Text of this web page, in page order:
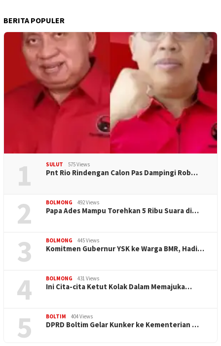
BERITA POPULER
1 SULUT 575 Views
Pnt Rio Rindengan Calon Pas Dampingi Rob…
2 BOLMONG 492 Views
Papa Ades Mampu Torehkan 5 Ribu Suara di…
3 BOLMONG 445 Views
Komitmen Gubernur YSK ke Warga BMR, Hadi…
4 BOLMONG 431 Views
Ini Cita-cita Ketut Kolak Dalam Memajuka…
5 BOLTIM 404 Views
DPRD Boltim Gelar Kunker ke Kementerian …